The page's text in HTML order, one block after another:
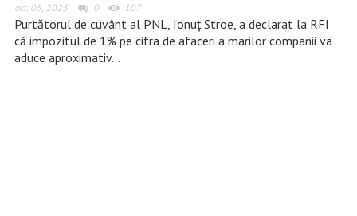
oct. 05, 2023 0 107
Purtătorul de cuvânt al PNL, Ionuţ Stroe, a declarat la RFI
că impozitul de 1% pe cifra de afaceri a marilor companii va
aduce aproximativ…